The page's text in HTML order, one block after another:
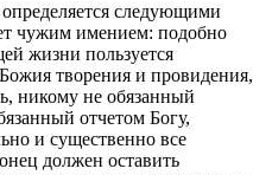
следующими
чужим имением: подобно
жизни пользуется
творения и провидения,
никому не обязанный
отчетом Богу,
и существенно все
должен оставить